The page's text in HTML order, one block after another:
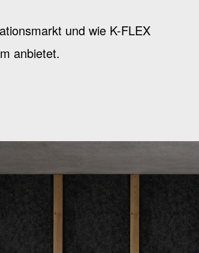
und wie K-FLEX
anbietet.